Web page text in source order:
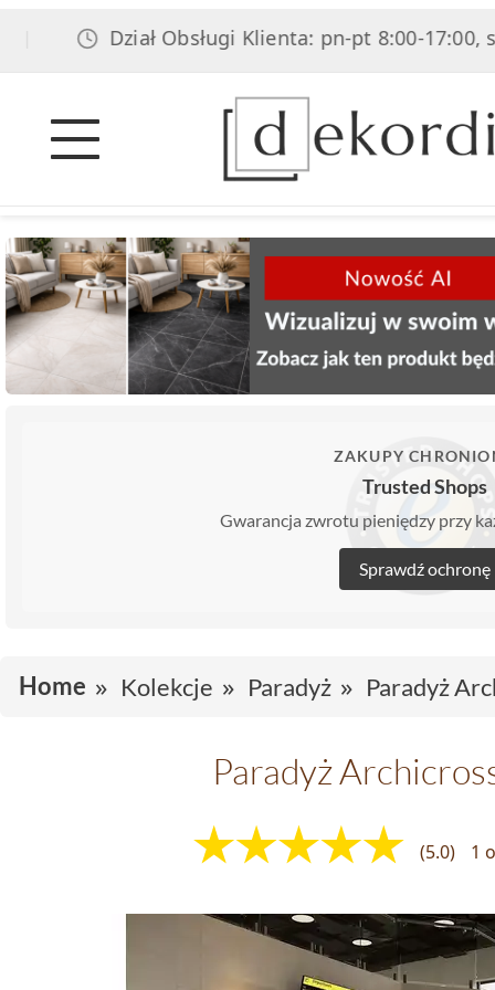
Dział Obsługi Klienta: pn-pt 8:00-17:00, sob
ZAKUPY
Trusted Shops
Gwarancja zwrotu pieniędzy przy
Sprawdź ochronę
Home Kolekcje Paradyż Paradyż
Paradyż
(5.0) 1